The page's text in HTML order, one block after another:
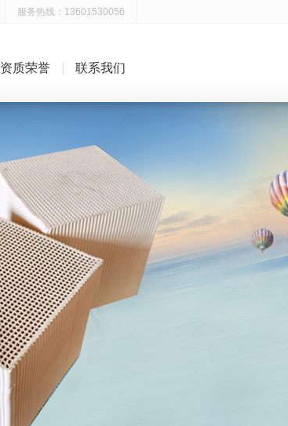
服务热线：13601530056
资质荣誉 联系我们